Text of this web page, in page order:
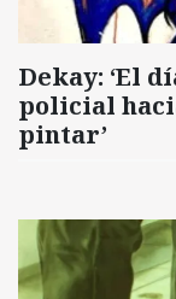
Dekay: ‘El
policial
pintar’